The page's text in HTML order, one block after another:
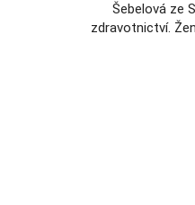
Šebelová ze
zdravotnictví.